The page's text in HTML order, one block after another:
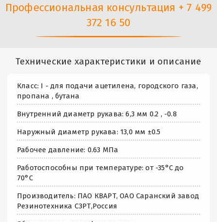
Профессиональная консультация + 7 499
372 16 50
Технические характеристики и описание
Класс: I - для подачи ацетилена, городского газа,
пропана , бутана
Внутренний диаметр рукава: 6,3 мм 0.2 , -0.8
Наружный диаметр рукава: 13,0 мм ±0.5
Рабочее давление: 0.63 МПа
Работоспособны при температуре: от -35°C до
70°C
Производитель: ПАО КВАРТ, ОАО Саранский завод
Резинотехника СЗРТ,Россия